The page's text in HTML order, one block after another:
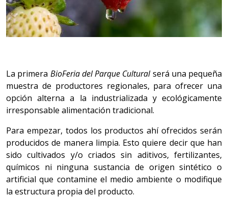
La primera BioFeria del Parque Culturalserá una pequeña
muestra de productores regionales, para ofrecer una
opción alterna a la industrializada y ecológicamente
irresponsable alimentación tradicional.
Para empezar, todos los productos ahí ofrecidos serán
producidos de manera limpia. Esto quiere decir que han
sido cultivados y/o criados sin aditivos, fertilizantes,
químicos ni ninguna sustancia de origen sintético o
artificial que contamine el medio ambiente o modifique
la estructura propia del producto.